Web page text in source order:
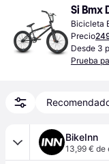
Si Bmx
Bicicleta
Precio
Desde 3
Prueba
BikeInn
13,99 € de